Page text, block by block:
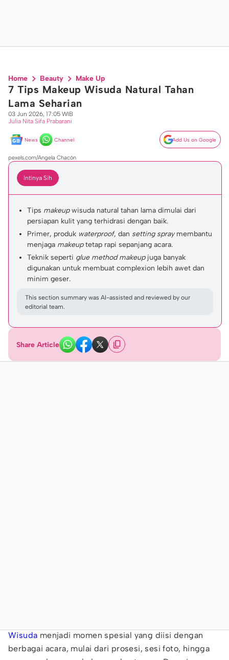
Home Beauty Make Up
7 Tips Makeup Wisuda Natural Tahan
Lama Seharian
03 Jun 2026, 17:05 WIB
Julia Nita Sifa Prabarani
News Channel Add Us on Google
pexels.com/Angela Chacón
Intinya Sih
Tips makeupwisuda natural tahan lama dimulai dari
persiapan kulit yang terhidrasi dengan baik.
Primer, produk waterproof, dan setting spraymembantu
menjaga makeuptetap rapi sepanjang acara.
Teknik seperti glue method makeup juga banyak
digunakan untuk membuat complexion lebih awet dan
minim geser.
This section summary was AI-assisted and reviewed by our
editorial team.
Share Article
Wisuda menjadi momen spesial yang diisi dengan
berbagai acara, mulai dari prosesi, sesi foto, hingga